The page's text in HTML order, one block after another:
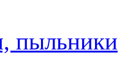
пыльники